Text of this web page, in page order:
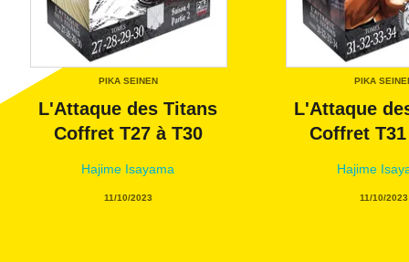
PIKA SEINEN
L'Attaque des Titans
Coffret T27 à T30
Hajime Isayama
11/10/2023
PIKA
L'Attaque
Coffret T31
Hajime
11/10/2023